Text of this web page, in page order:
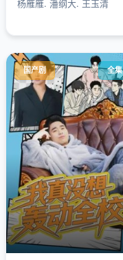
杨雁雁. 潘纲大. 王玉清
国产剧 全集